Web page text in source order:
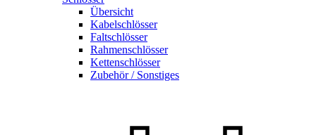
Übersicht
Kabelschlösser
Faltschlösser
Rahmenschlösser
Kettenschlösser
Zubehör / Sonstiges